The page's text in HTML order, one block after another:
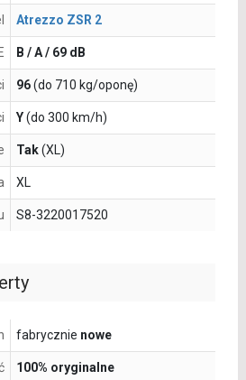
fabrycznie nowe
100% oryginalne
Atrezzo ZSR 2
B / A / 69 dB
96(do 710 kg/oponę)
Y(do 300 km/h)
Tak(XL)
XL
S8-3220017520